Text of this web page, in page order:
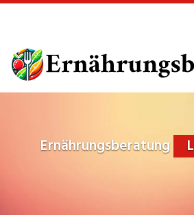
main
content
Ernährungsberatung